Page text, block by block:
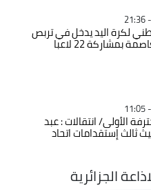
لكرة اليد يدخل في تربص
22 لاعبا
الأولى/ انتقالات : عبد
ثالث إستقدامات اتحاد
الجزائرية